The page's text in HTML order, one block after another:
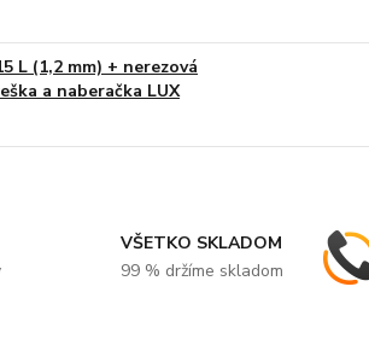
L (1,2 mm) + nerezová
a naberačka LUX
VŠETKO SKLADOM
99 % držíme skladom